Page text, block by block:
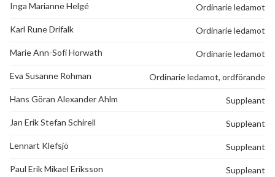
Inga Marianne Helgé Ordinarie ledamot
Karl Rune Drifalk Ordinarie ledamot
Marie Ann-Sofi Horwath Ordinarie ledamot
Eva Susanne Rohman Ordinarie ledamot, ordförande
Hans Göran Alexander Ahlm Suppleant
Jan Erik Stefan Schirell Suppleant
Lennart Klefsjö Suppleant
Paul Erik Mikael Eriksson Suppleant